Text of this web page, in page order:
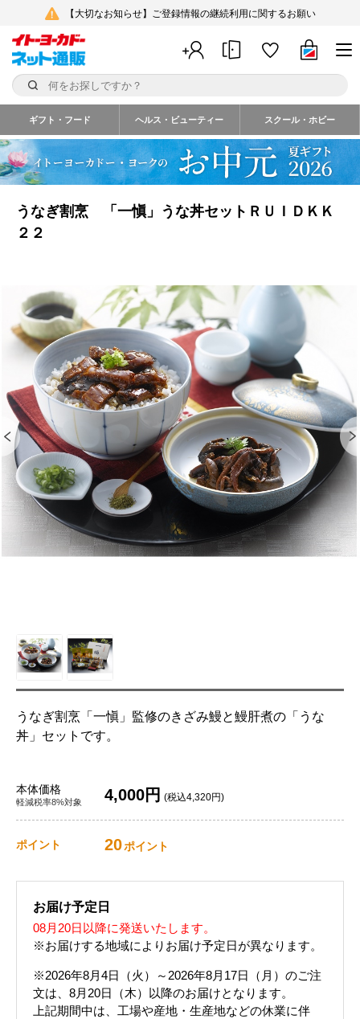
【大切なお知らせ】ご登録情報の継続利用に関するお願い
ギフト・フード ヘルス・ビューティー スクール・ホビー
うなぎ割烹 「一愼」うな丼セットＲＵＩＤＫＫ
２２
うなぎ割烹「一愼」監修のきざみ鰻と鰻肝煮の「うな
丼」セットです。
本体価格
軽減税率8%対象 4,000円 (税込4,320円)
ポイント 20ポイント
お届け予定日
08月20日以降に発送いたします。
※お届けする地域によりお届け予定日が異なります。
※2026年8月4日（火）～2026年8月17日（月）のご注
文は、8月20日（木）以降のお届けとなります。
上記期間中は、工場や産地・生産地などの休業に伴